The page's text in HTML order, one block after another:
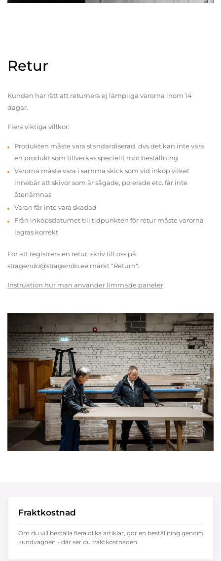
Retur
Kunden har rätt att returnera ej lämpliga varorna inom 14
dagar.
Flera viktiga villkor:
Produkten måste vara standardiserad, dvs det kan inte vara
en produkt som tillverkas speciellt mot beställning
Varorna måste vara i samma skick som vid inköp vilket
innebär att skivor som är sågade, polerade etc. får inte
återlämnas
Varan får inte vara skadad
Från inköpsdatumet till tidpunkten för retur måste varorna
lagras korrekt
För att registrera en retur, skriv till oss på
stragendo@stragendo.ee märkt "Return".
Instruktion hur man använder limmade paneler
Fraktkostnad
Om du vill beställa flera olika artiklar, gör en beställning genom
kundvagnen - där ser du fraktkostnaden.